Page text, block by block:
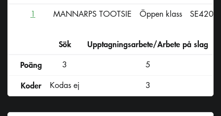
1
MANNARPS TOOTSIE Öppen klass
Sök Upptagningsarbete/Arbete på slag
Poäng
3
5
Koder
Kodas ej 3